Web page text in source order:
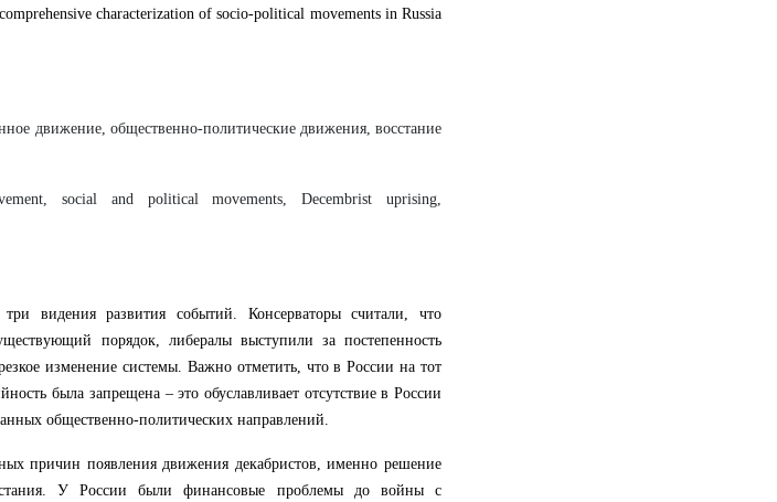
characterization of socio-political movements in Russia
движение, общественно-политические движения, восстание
social and political movements, Decembrist uprising,
видения развития событий. Консерваторы считали, что
порядок, либералы выступили за постепенность
изменение системы. Важно отметить, что в России на тот
была запрещена – это обуславливает отсутствие в России
общественно-политических направлений.
причин появления движения декабристов, именно решение
У России были финансовые проблемы до войны с